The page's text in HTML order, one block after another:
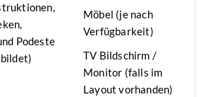
Podeste
Möbel (je nach
Verfügbarkeit)
TV Bildschirm /
Monitor (falls im
Layout vorhanden)